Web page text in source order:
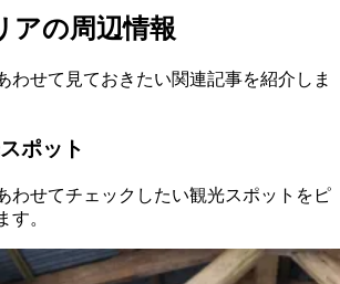
アの周辺情報
わせて見ておきたい関連記事を紹介しま
ポット
わせてチェックしたい観光スポットをピ
す。